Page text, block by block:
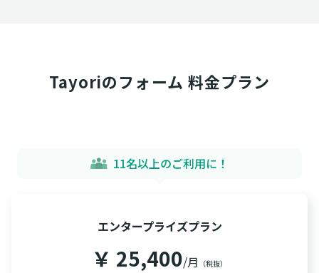
Tayoriのフォーム 料金プラン
11名以上のご利用に！
エンタープライズプラン
￥ 25,400/月 （税抜）